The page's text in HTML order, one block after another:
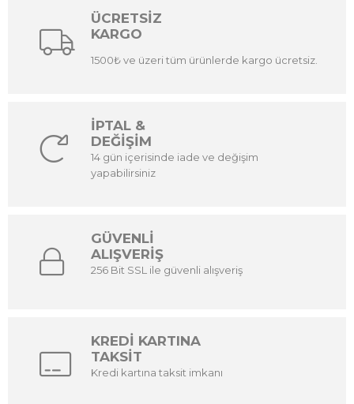
ÜCRETSİZ
KARGO
1500₺ ve üzeri tüm ürünlerde kargo ücretsiz.
İPTAL &
DEĞİŞİM
14 gün içerisinde iade ve değişim
yapabilirsiniz
GÜVENLİ
ALIŞVERİŞ
256 Bit SSL ile güvenli alışveriş
KREDİ KARTINA
TAKSİT
Kredi kartına taksit imkanı